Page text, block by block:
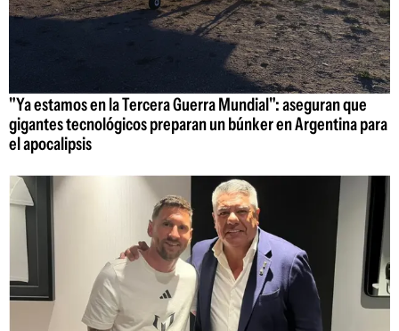
"Ya estamos en la Tercera Guerra Mundial": aseguran que
gigantes tecnológicos preparan un búnker en Argentina para
el apocalipsis